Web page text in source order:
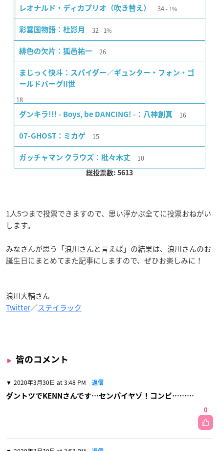
レオナルド・ディカプリオ（吹き替え） 34 1%
彩雲国物語：杜影月 32 1%
緋色の欠片：狐邑祐一 26
まじっく快斗：スパイダー／ギュンター・フォン・ゴ
ールドバーグII世
18
ダンキラ!!! - Boys, be DANCING! -：八神創真 16
07-GHOST：ミカゲ 15
ガッチャマン クラウズ：枇々木丈 10
総投票数: 5613
1人5つまで投票できますので、思い浮かぶ全てに投票おねがい
します。
みなさんが思う「浪川さんと言えば」の結果は、浪川さんのお
誕生日にまとめてまた記事にしますので、ぜひお楽しみに！
浪川大輔さん
Twitter／ステイラック
皆のコメント
2020年3月30日 at 3:48 PM 返信
ダントツでKENNさんです…センパイヤゾ！コンビ………
0